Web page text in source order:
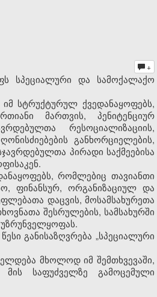
+
სპეციალური და სამოქალაქო
იმ სტრუქტურულ ქვედანაყოფებს,
მართვის, პენიტენციურ
რესოციალიზაციის,
განხორციელების,
პირადი საქმეებისა
რომლებიც თავიანთი
ფინანსურ, ორგანიზაციულ და
დაცვის, მოსამსახურეთა
შესრულების, სამსახურში
უზრუნველყოფას.
განისაზღვრება „სპეციალური
მხოლოდ იმ შემთხვევაში,
საფუძველზე გამოცემული